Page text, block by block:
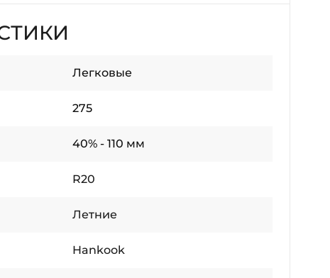
Легковые
275
40% - 110 мм
R20
Летние
Hankook